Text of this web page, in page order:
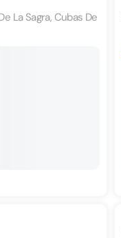
La Sagra, Cubas De